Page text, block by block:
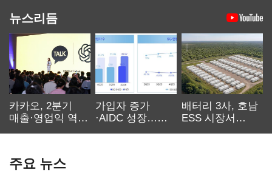
뉴스리듬
카카오, 2분기
매출·영업익 역대
가입자 증가
·AIDC 성장…
배터리 3사, 호남
ESS 시장서
주요 뉴스